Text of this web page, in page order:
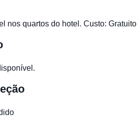
nos quartos do hotel. Custo: Gratuito